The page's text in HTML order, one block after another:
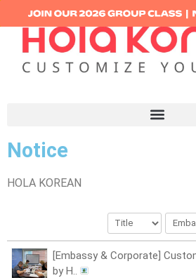
Notice
HOLA KOREAN
[Embassy & Corporate]
by H..